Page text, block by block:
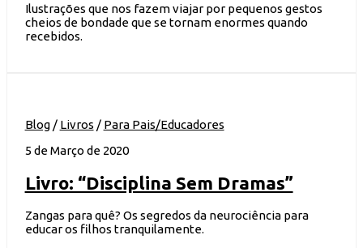
Ilustrações que nos fazem viajar por pequenos gestos
cheios de bondade que se tornam enormes quando
recebidos.
Blog/ Livros / Para Pais/Educadores
5 de Março de 2020
Livro: “Disciplina Sem Dramas”
Zangas para quê? Os segredos da neurociência para
educar os filhos tranquilamente.